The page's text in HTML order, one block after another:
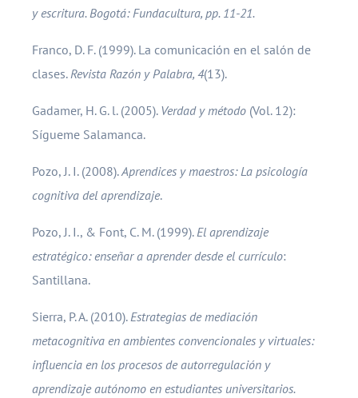
y escritura. Bogotá: Fundacultura, pp. 11-21.
Franco, D. F. (1999). La comunicación en el salón de
clases.Revista Razón y Palabra, 4(13).
Gadamer, H. G. l. (2005). Verdad y método (Vol. 12):
Sígueme Salamanca.
Pozo, J. I. (2008).Aprendices y maestros: La psicología
cognitiva del aprendizaje.
Pozo, J. I., & Font, C. M. (1999).El aprendizaje
estratégico: enseñar a aprender desde el currículo:
Santillana.
Sierra, P. A. (2010).Estrategias de mediación
metacognitiva en ambientes convencionales y virtuales:
influencia en los procesos de autorregulación y
aprendizaje autónomo en estudiantes universitarios.